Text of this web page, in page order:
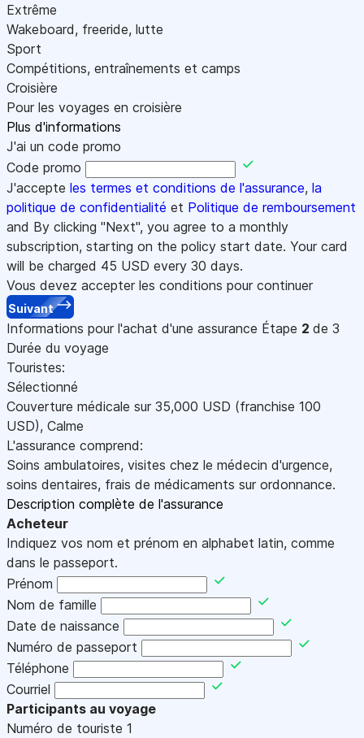
Extrême
Wakeboard, freeride, lutte
Sport
Compétitions, entraînements et camps
Croisière
Pour les voyages en croisière
Plus d'informations
J'ai un code promo
Code promo
J'accepte les termes et conditions de l'assurance, la
politique de confidentialité et Politique de remboursement
and By clicking "Next", you agree to a monthly
subscription, starting on the policy start date. Your card
will be charged 45 USD every 30 days.
Vous devez accepter les conditions pour continuer
Suivant
Informations pour l'achat d'une assurance Étape 2 de 3
Durée du voyage
Touristes:
Sélectionné
Couverture médicale sur 35,000 USD (franchise 100
USD), Calme
L'assurance comprend:
Soins ambulatoires, visites chez le médecin d'urgence,
soins dentaires, frais de médicaments sur ordonnance.
Description complète de l'assurance
Acheteur
Indiquez vos nom et prénom en alphabet latin, comme
dans le passeport.
Prénom
Nom de famille
Date de naissance
Numéro de passeport
Téléphone
Courriel
Participants au voyage
Numéro de touriste 1